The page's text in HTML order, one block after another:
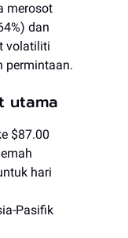
merosot
dan
volatiliti
permintaan.
utama
$87.00
hari
Pasifik